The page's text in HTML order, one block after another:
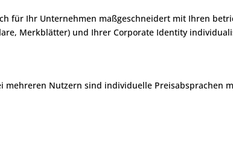
für Ihr Unternehmen maßgeschneidert mit Ihren
Merkblätter) und Ihrer Corporate Identity
mehreren Nutzern sind individuelle Preisabsprachen